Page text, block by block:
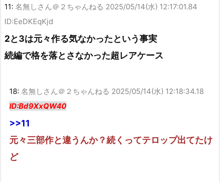
11: 名無しさん＠２ちゃんねる 2025/05/14(水) 12:17:01.84
ID:EeDKEqKjd
2と3は元々作る気なかったという事実
続編で格を落とさなかった超レアケース
18: 名無しさん＠２ちゃんねる 2025/05/14(水) 12:18:34.18
ID:Bd9XxQW40
>>11
元々三部作と違うんか？続くってテロップ出てたけ
ど